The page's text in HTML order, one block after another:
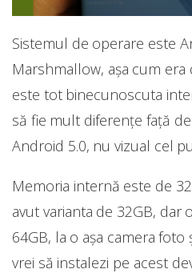
Sistemul de operare este
Marshmallow, așa cum
este tot binecunoscuta
să fie mult diferențe față
Android 5.0, nu vizual cel
Memoria internă este de
avut varianta de 32GB, dar
64GB, la o așa camera foto
vrei să instalezi pe acest